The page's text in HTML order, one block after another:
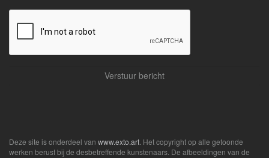
Deze site is onderdeel van www.exto.art . Het copyright op alle getoonde
werken berust bij de desbetreffende kunstenaars. De afbeeldingen van de